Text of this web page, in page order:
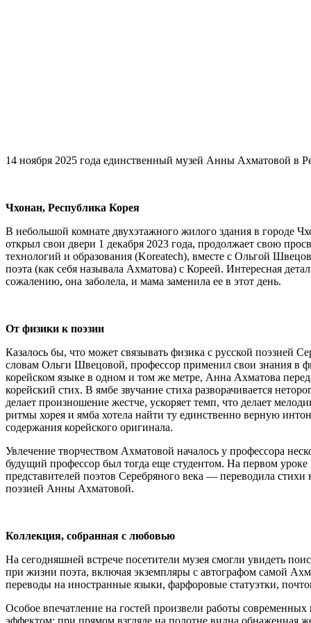
14 ноября 2025 года единственный музей Анны Ахматовой в
Чхонан, Республика Корея
В небольшой комнате двухэтажного жилого здания в городе
открыл свои двери 1 декабря 2023 года, продолжает свою
технологий и образования (Koreatech), вместе с Ольгой
поэта (как себя называла Ахматова) с Кореей. Интересная
сожалению, она заболела, и мама заменила ее в этот день.
От физики к поэзии
Казалось бы, что может связывать физика с русской поэзией
словам Ольги Швецовой, профессор применил свои знания в
корейском языке в одном и том же метре, Анна Ахматова
корейский стих. В ямбе звучание стиха разворачивается
делает произношение жестче, ускоряет темп, что делает
ритмы хорея и ямба хотела найти ту единственно верную
содержания корейского оригинала.
Увлечение творчеством Ахматовой началось у профессора
будущий профессор был тогда еще студентом. На первом
представителей поэтов Серебряного века — переводила
поэзией Анны Ахматовой.
Коллекция, собранная с любовью
На сегодняшней встрече посетители музея смогли увидеть
при жизни поэта, включая экземпляры с автографом самой
переводы на иностранные языки, фарфоровые статуэтки,
Особое впечатление на гостей произвели работы
эффектом: при прямом взгляде на полотне видна обнаженная